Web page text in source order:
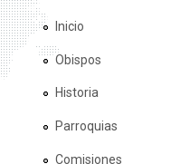
Inicio
Obispos
Historia
Parroquias
Comisiones